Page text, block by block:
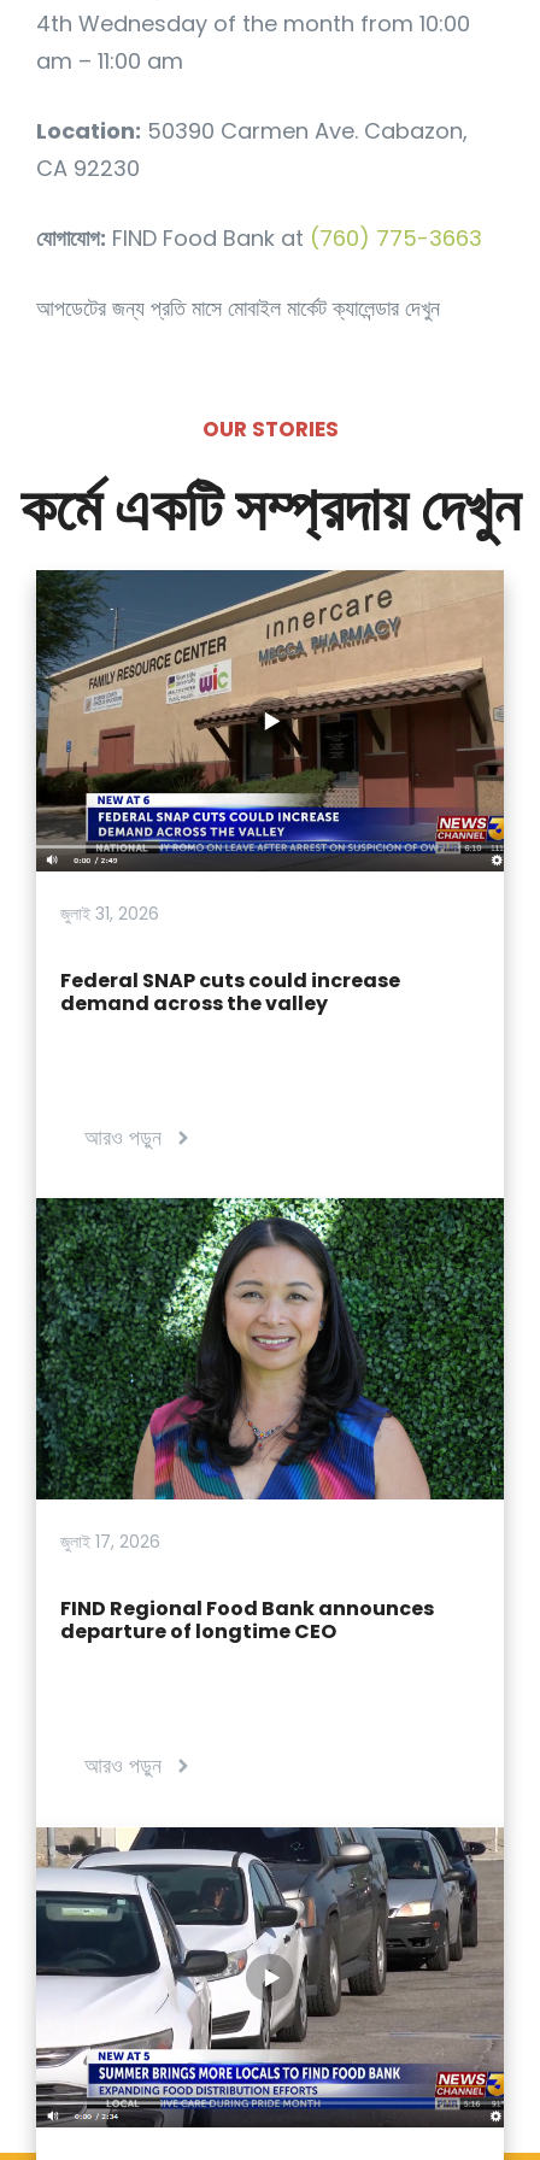
4th Wednesday of the month from 10:00
am – 11:00 am
Location: 50390 Carmen Ave. Cabazon,
CA 92230
যোগাযোগ: FIND Food Bank at (760) 775-3663
আপডেটের জন্য প্রতি মাসে মোবাইল মার্কেট ক্যালেন্ডার দেখুন
OUR STORIES
কর্মে একটি সম্প্রদায় দেখুন
জুলাই 31, 2026
Federal SNAP cuts could increase
demand across the valley
আরও পড়ুন
জুলাই 17, 2026
FIND Regional Food Bank announces
departure of longtime CEO
আরও পড়ুন